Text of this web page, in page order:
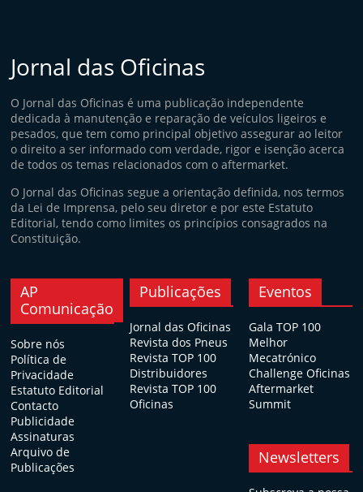
Jornal das Oficinas
O Jornal das Oficinas é uma publicação independente
dedicada à manutenção e reparação de veículos ligeiros e
pesados, que tem como principal objetivo assegurar ao leitor
o direito a ser informado com verdade, rigor e isenção acerca
de todos os temas relacionados com o aftermarket.
O Jornal das Oficinas segue a orientação definida, nos termos
da Lei de Imprensa, pelo seu diretor e por este Estatuto
Editorial, tendo como limites os princípios consagrados na
Constituição.
AP
Comunicação
Sobre nós
Política de
Privacidade
Estatuto Editorial
Contacto
Publicidade
Assinaturas
Arquivo de
Publicações
Publicações
Jornal das Oficinas
Revista dos Pneus
Revista TOP 100
Distribuidores
Revista TOP 100
Oficinas
Eventos
Gala TOP 100
Melhor
Mecatrónico
Challenge Oficinas
Aftermarket
Summit
Newsletters